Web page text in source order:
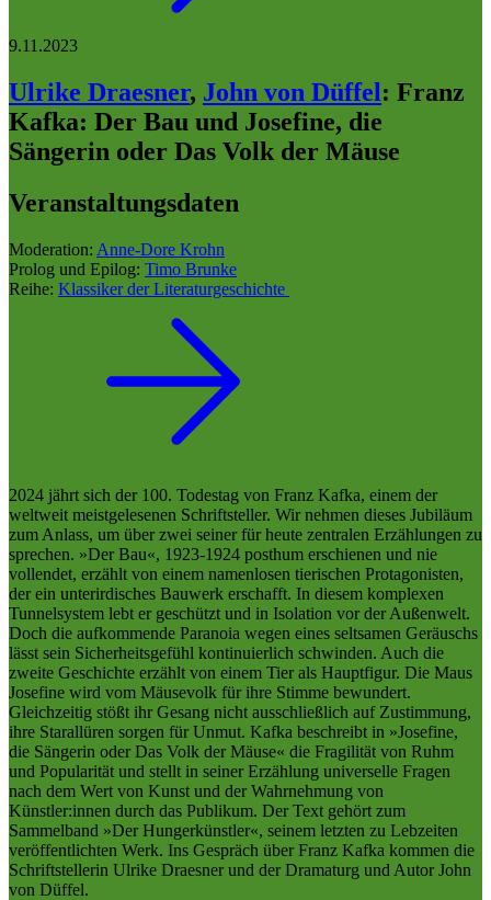
9.11.2023
Ulrike Draesner, John von Düffel: Franz
Kafka: Der Bau und Josefine, die
Sängerin oder Das Volk der Mäuse
Veranstaltungsdaten
Moderation: Anne-Dore Krohn
Prolog und Epilog: Timo Brunke
Reihe: Klassiker der Literaturgeschichte
2024 jährt sich der 100. Todestag von Franz Kafka, einem der
weltweit meistgelesenen Schriftsteller. Wir nehmen dieses Jubiläum
zum Anlass, um über zwei seiner für heute zentralen Erzählungen zu
sprechen. »Der Bau«, 1923-1924 posthum erschienen und nie
vollendet, erzählt von einem namenlosen tierischen Protagonisten,
der ein unterirdisches Bauwerk erschafft. In diesem komplexen
Tunnelsystem lebt er geschützt und in Isolation vor der Außenwelt.
Doch die aufkommende Paranoia wegen eines seltsamen Geräuschs
lässt sein Sicherheitsgefühl kontinuierlich schwinden. Auch die
zweite Geschichte erzählt von einem Tier als Hauptfigur. Die Maus
Josefine wird vom Mäusevolk für ihre Stimme bewundert.
Gleichzeitig stößt ihr Gesang nicht ausschließlich auf Zustimmung,
ihre Starallüren sorgen für Unmut. Kafka beschreibt in »Josefine,
die Sängerin oder Das Volk der Mäuse« die Fragilität von Ruhm
und Popularität und stellt in seiner Erzählung universelle Fragen
nach dem Wert von Kunst und der Wahrnehmung von
Künstler:innen durch das Publikum. Der Text gehört zum
Sammelband »Der Hungerkünstler«, seinem letzten zu Lebzeiten
veröffentlichten Werk. Ins Gespräch über Franz Kafka kommen die
Schriftstellerin Ulrike Draesner und der Dramaturg und Autor John
von Düffel.